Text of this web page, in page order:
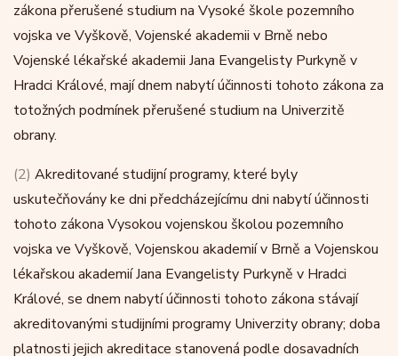
zákona přerušené studium na Vysoké škole pozemního
vojska ve Vyškově, Vojenské akademii v Brně nebo
Vojenské lékařské akademii Jana Evangelisty Purkyně v
Hradci Králové, mají dnem nabytí účinnosti tohoto zákona za
totožných podmínek přerušené studium na Univerzitě
obrany.
(2) Akreditované studijní programy, které byly
uskutečňovány ke dni předcházejícímu dni nabytí účinnosti
tohoto zákona Vysokou vojenskou školou pozemního
vojska ve Vyškově, Vojenskou akademií v Brně a Vojenskou
lékařskou akademií Jana Evangelisty Purkyně v Hradci
Králové, se dnem nabytí účinnosti tohoto zákona stávají
akreditovanými studijními programy Univerzity obrany; doba
platnosti jejich akreditace stanovená podle dosavadních